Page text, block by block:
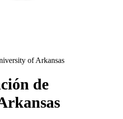
of Arkansas
de